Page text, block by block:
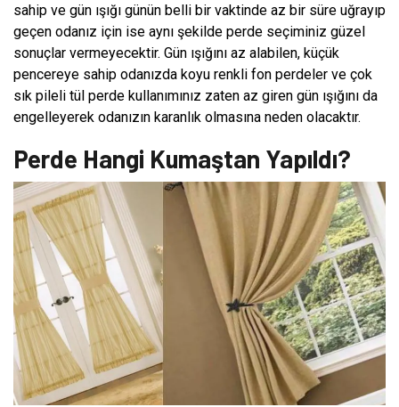
sahip ve gün ışığı günün belli bir vaktinde az bir süre uğrayıp
geçen odanız için ise aynı şekilde perde seçiminiz güzel
sonuçlar vermeyecektir. Gün ışığını az alabilen, küçük
pencereye sahip odanızda koyu renkli fon perdeler ve çok
sık pileli tül perde kullanımınız zaten az giren gün ışığını da
engelleyerek odanızın karanlık olmasına neden olacaktır.
Perde Hangi Kumaştan Yapıldı?